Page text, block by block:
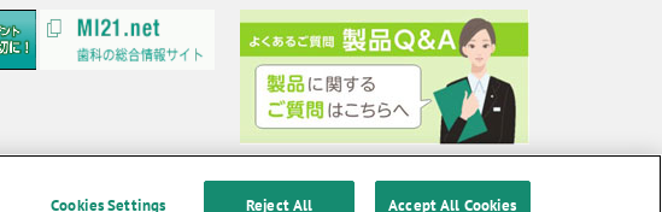
Cookies Settings Reject All Accept All Cookies